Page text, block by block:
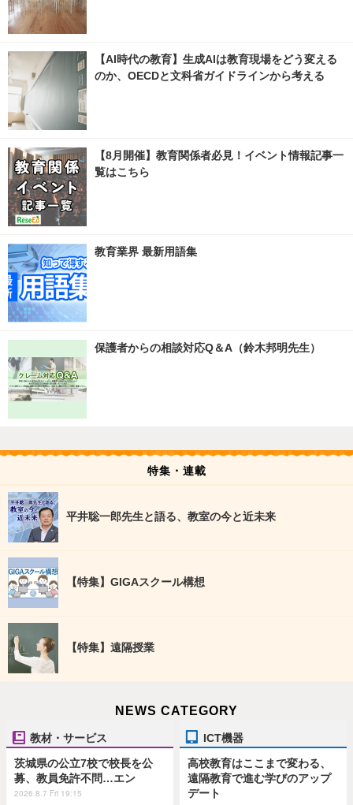
【AI時代の教育】生成AIは教育現場をどう変える
のか、OECDと文科省ガイドラインから考える
【8月開催】教育関係者必見！イベント情報記事一
覧はこちら
教育業界 最新用語集
保護者からの相談対応Q＆A（鈴木邦明先生）
特集・連載
平井聡一郎先生と語る、教室の今と近未来
【特集】GIGAスクール構想
【特集】遠隔授業
NEWS CATEGORY
教材・サービス
茨城県の公立7校で校長を公
募、教員免許不問…エン
2026.8.7 Fri 19:15
ICT機器
高校教育はここまで変わる、
遠隔教育で進む学びのアップ
デート